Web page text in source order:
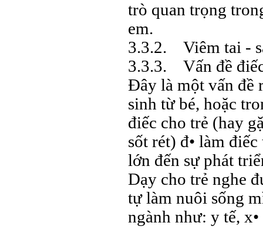
trò quan trọng
em.
3.3.2. Viêm tai -
3.3.3. Vấn đề
Đây là một vấn đề
sinh từ bé, hoặc
điếc cho trẻ (hay
sốt rét) đ• làm
lớn đến sự phát
Dạy cho trẻ nghe
tự làm nuôi sống
ngành như: y tế,